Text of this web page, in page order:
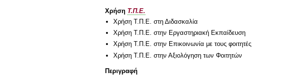
Χρήση Τ.Π.Ε.
Χρήση Τ.Π.Ε. στη Διδασκαλία
Χρήση Τ.Π.Ε. στην Εργαστηριακή Εκπαίδευση
Χρήση Τ.Π.Ε. στην Επικοινωνία με τους φοιτητές
Χρήση Τ.Π.Ε. στην Αξιολόγηση των Φοιτητών
Περιγραφή